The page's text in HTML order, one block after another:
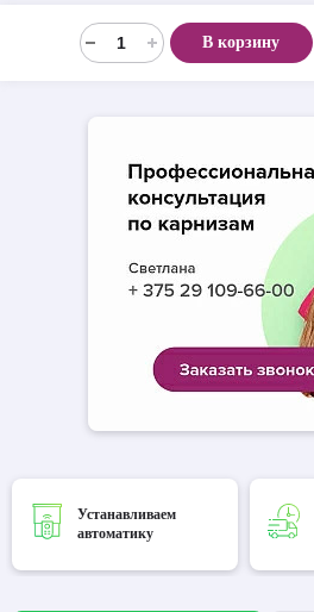
В корзину
Устанавливаем
автоматику